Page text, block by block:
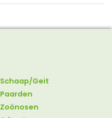
Schaap/Geit
Paarden
Zoönosen